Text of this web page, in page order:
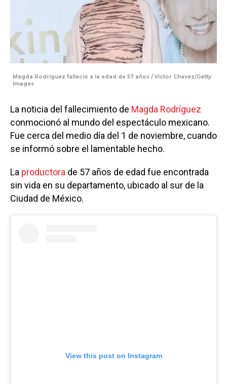
Magda Rodríguez falleció a la edad de 57 años / Victor Chavez/Getty
Images
La noticia del fallecimiento de Magda Rodríguez
conmocionó al mundo del espectáculo mexicano.
Fue cerca del medio día del 1 de noviembre, cuando
se informó sobre el lamentable hecho.
La productora de 57 años de edad fue encontrada
sin vida en su departamento, ubicado al sur de la
Ciudad de México.
View this post on Instagram